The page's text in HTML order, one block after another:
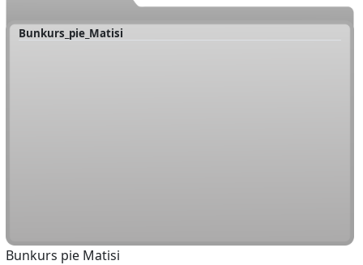
Bunkurs_pie_Matisi
Bunkurs pie Matisi